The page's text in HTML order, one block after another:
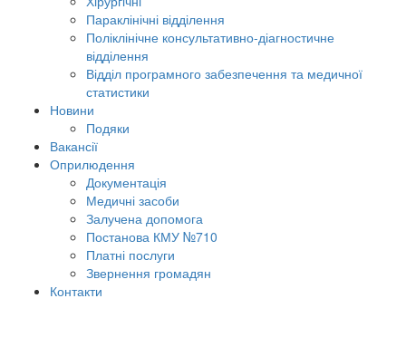
Параклінічні відділення
Поліклінічне консультативно-діагностичне
відділення
Відділ програмного забезпечення та медичної
статистики
Новини
Подяки
Вакансії
Оприлюдення
Документація
Медичні засоби
Залучена допомога
Постанова КМУ №710
Платні послуги
Звернення громадян
Контакти